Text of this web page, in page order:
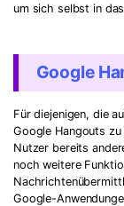
um sich selbst in
Google
Für diejenigen, die
Google Hangouts
Nutzer bereits
noch weitere
Google-